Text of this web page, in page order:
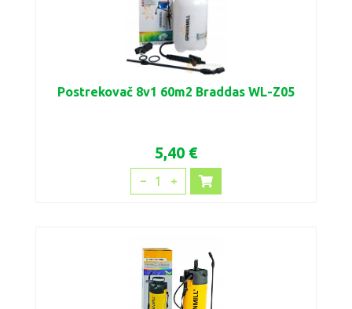
Postrekovač 8v1 60m2 Braddas WL-Z05
5,40 €
1